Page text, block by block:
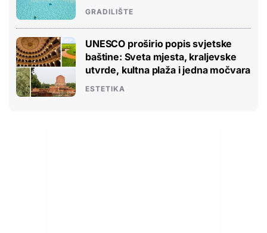
GRADILIŠTE
UNESCO proširio popis svjetske
baštine: Sveta mjesta, kraljevske
utvrde, kultna plaža i jedna močvara
ESTETIKA